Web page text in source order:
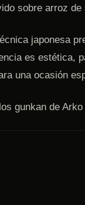
sobre arroz de
japonesa
es estética,
una ocasión
gunkan de